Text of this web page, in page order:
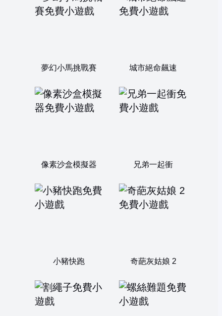
夢幻小馬挑戰賽 城市絕命飆速
像素沙盒模擬器 兄弟一起衝
小豬快跑 奇葩灰姑娘 2